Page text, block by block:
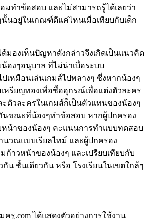
มทำข้อสอบ และไม่สามารถรู้ได้เลยว่า
นอยู่ในเกณฑ์ดีแค่ไหนเมื่อเทียบกับเด็ก
ด้มองเห็นปัญหาดังกล่าวจึงเกิดเป็นแนวคิด
องๆอนุบาล ที่ไม่น่าเบื่อระบบ
ปเหมือนเล่นเกมส์ไปพลางๆ ซึ่งหากน้องๆ
หรียญทองเพื่อซื้ออุกรณ์เพื่อแต่งตัวละคร
ะตัวละครในเกมส์ก็เป็นตัวแทนของน้องๆ
นขณะที่น้องๆทำข้อสอบ หากผู้ปกครอง
หน้าของน้องๆ คะแนนการทำแบบทดสอบ
วณแบบเรียลไทม์ และผู้ปกครอง
ก้าวหน้าของน้องๆ และเปรียบเทียบกับ
กัน ชั้นเดียวกัน หรือ โรงเรียนในเขตใกล้ๆ
รู.com ได้แสดงตัวอย่างการใช้งาน